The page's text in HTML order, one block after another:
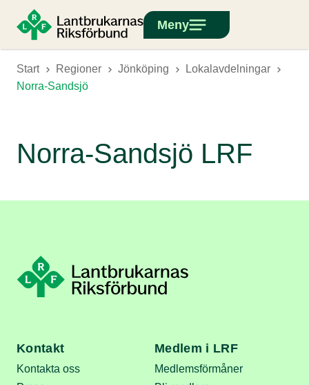
Meny
Start Regioner Jönköping
Lokalavdelningar
Norra-Sandsjö
Norra-Sandsjö LRF
Kontakt
Kontakta oss
Medlem i LRF
Medlemsförmåner